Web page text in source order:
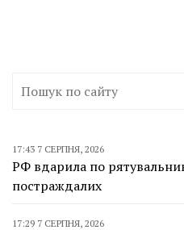
17:43 7 СЕРПНЯ, 2026
РФ вдарила по
постраждалих
17:29 7 СЕРПНЯ, 2026